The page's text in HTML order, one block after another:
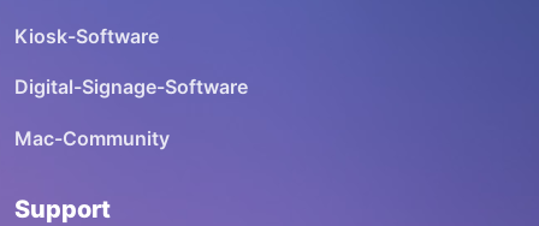
Kiosk-Software
Digital-Signage-Software
Mac-Community
Support